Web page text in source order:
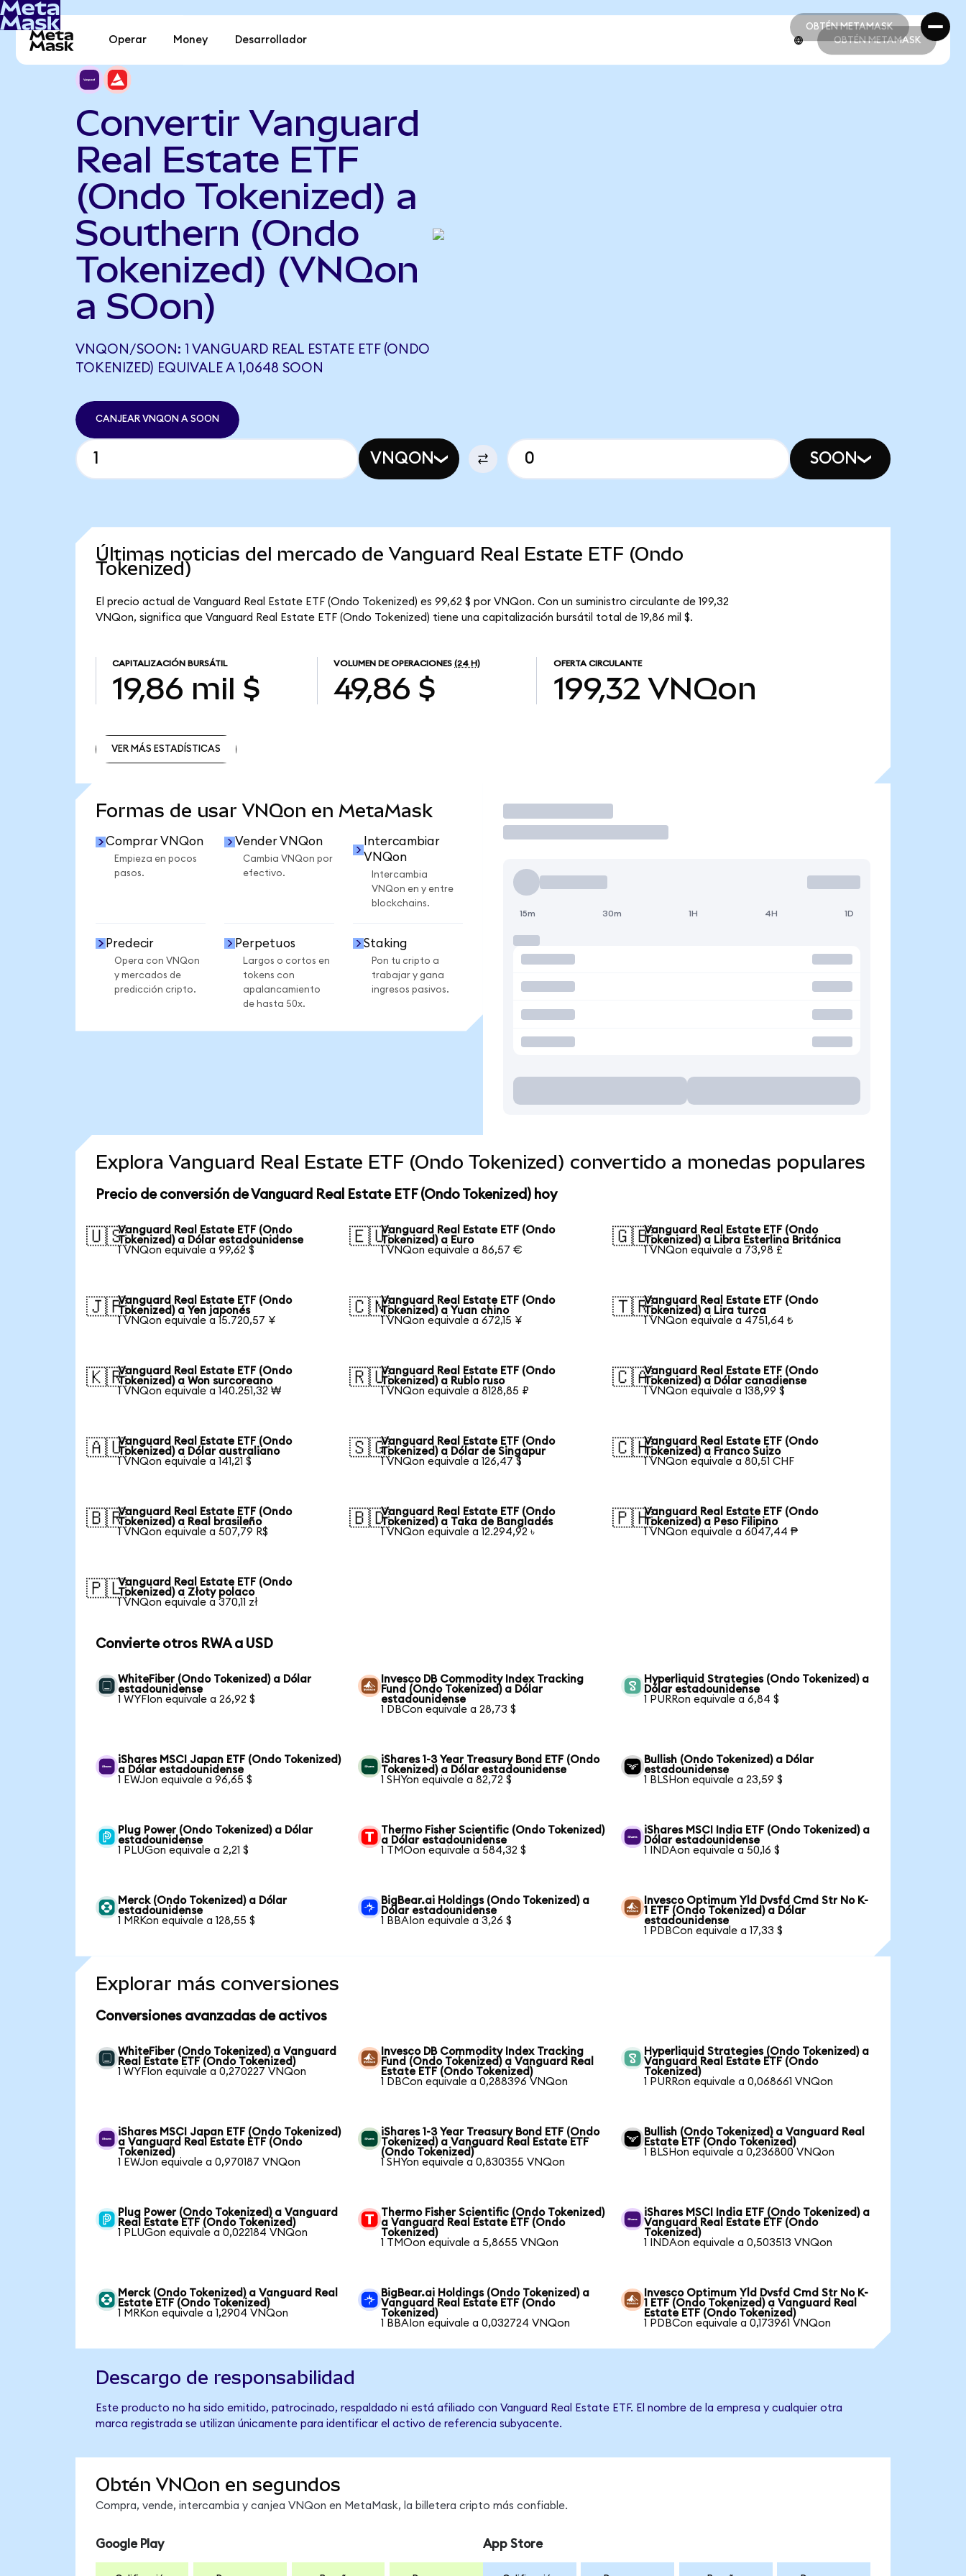
OBTÉN METAMASK
OBTÉN METAMASK
Operar Money Desarrollador OBTÉN METAMASK
Convertir Vanguard
Real Estate ETF
(Ondo Tokenized) a
Southern (Ondo
Tokenized) (VNQon
a SOon)
VNQON/SOON: 1 VANGUARD REAL ESTATE ETF (ONDO
TOKENIZED) EQUIVALE A 1,0648 SOON
CANJEAR VNQON A SOON
VNQON SOON
Últimas noticias del mercado de Vanguard Real Estate ETF (Ondo
Tokenized)
El precio actual de Vanguard Real Estate ETF (Ondo Tokenized) es 99,62 $ por VNQon. Con un suministro circulante de 199,32
VNQon, significa que Vanguard Real Estate ETF (Ondo Tokenized) tiene una capitalización bursátil total de 19,86 mil $.
CAPITALIZACIÓN BURSÁTIL
19,86 mil $
VOLUMEN DE OPERACIONES (24 H)
49,86 $
OFERTA CIRCULANTE
199,32 VNQon
VER MÁS ESTADÍSTICAS
Formas de usar VNQon en MetaMask
Comprar VNQon
Empieza en pocos
pasos.
Vender VNQon
Cambia VNQon por
efectivo.
Intercambiar
VNQon
Intercambia
VNQon en y entre
blockchains.
Predecir
Opera con VNQon
y mercados de
predicción cripto.
Perpetuos
Largos o cortos en
tokens con
apalancamiento
de hasta 50x.
Staking
Pon tu cripto a
trabajar y gana
ingresos pasivos.
Operar
15m 30m 1H 4H 1D
Explora Vanguard Real Estate ETF (Ondo Tokenized) convertido a monedas populares
Precio de conversión de Vanguard Real Estate ETF (Ondo Tokenized) hoy
🇺🇸Vanguard Real Estate ETF (Ondo
Tokenized) a Dólar estadounidense
1 VNQon equivale a 99,62 $
🇪🇺Vanguard Real Estate ETF (Ondo
Tokenized) a Euro
1 VNQon equivale a 86,57 €
🇬🇧Vanguard Real Estate ETF (Ondo
Tokenized) a Libra Esterlina Británica
1 VNQon equivale a 73,98 £
🇯🇵Vanguard Real Estate ETF (Ondo
Tokenized) a Yen japonés
1 VNQon equivale a 15.720,57 ¥
🇨🇳Vanguard Real Estate ETF (Ondo
Tokenized) a Yuan chino
1 VNQon equivale a 672,15 ¥
🇹🇷Vanguard Real Estate ETF (Ondo
Tokenized) a Lira turca
1 VNQon equivale a 4751,64 ₺
🇰🇷Vanguard Real Estate ETF (Ondo
Tokenized) a Won surcoreano
1 VNQon equivale a 140.251,32 ₩
🇷🇺Vanguard Real Estate ETF (Ondo
Tokenized) a Rublo ruso
1 VNQon equivale a 8128,85 ₽
🇨🇦Vanguard Real Estate ETF (Ondo
Tokenized) a Dólar canadiense
1 VNQon equivale a 138,99 $
🇦🇺Vanguard Real Estate ETF (Ondo
Tokenized) a Dólar australiano
1 VNQon equivale a 141,21 $
🇸🇬Vanguard Real Estate ETF (Ondo
Tokenized) a Dólar de Singapur
1 VNQon equivale a 126,47 $
🇨🇭Vanguard Real Estate ETF (Ondo
Tokenized) a Franco Suizo
1 VNQon equivale a 80,51 CHF
🇧🇷Vanguard Real Estate ETF (Ondo
Tokenized) a Real brasileño
1 VNQon equivale a 507,79 R$
🇧🇩Vanguard Real Estate ETF (Ondo
Tokenized) a Taka de Bangladés
1 VNQon equivale a 12.294,92 ৳
🇵🇭Vanguard Real Estate ETF (Ondo
Tokenized) a Peso Filipino
1 VNQon equivale a 6047,44 ₱
🇵🇱Vanguard Real Estate ETF (Ondo
Tokenized) a Złoty polaco
1 VNQon equivale a 370,11 zł
Convierte otros RWA a USD
WhiteFiber (Ondo Tokenized) a Dólar
estadounidense
1 WYFIon equivale a 26,92 $
Invesco DB Commodity Index Tracking
Fund (Ondo Tokenized) a Dólar
estadounidense
1 DBCon equivale a 28,73 $
Hyperliquid Strategies (Ondo Tokenized) a
Dólar estadounidense
1 PURRon equivale a 6,84 $
iShares MSCI Japan ETF (Ondo Tokenized)
a Dólar estadounidense
1 EWJon equivale a 96,65 $
iShares 1-3 Year Treasury Bond ETF (Ondo
Tokenized) a Dólar estadounidense
1 SHYon equivale a 82,72 $
Bullish (Ondo Tokenized) a Dólar
estadounidense
1 BLSHon equivale a 23,59 $
Plug Power (Ondo Tokenized) a Dólar
estadounidense
1 PLUGon equivale a 2,21 $
Thermo Fisher Scientific (Ondo Tokenized)
a Dólar estadounidense
1 TMOon equivale a 584,32 $
iShares MSCI India ETF (Ondo Tokenized) a
Dólar estadounidense
1 INDAon equivale a 50,16 $
Merck (Ondo Tokenized) a Dólar
estadounidense
1 MRKon equivale a 128,55 $
BigBear.ai Holdings (Ondo Tokenized) a
Dólar estadounidense
1 BBAIon equivale a 3,26 $
Invesco Optimum Yld Dvsfd Cmd Str No K-
1 ETF (Ondo Tokenized) a Dólar
estadounidense
1 PDBCon equivale a 17,33 $
Explorar más conversiones
Conversiones avanzadas de activos
WhiteFiber (Ondo Tokenized) a Vanguard
Real Estate ETF (Ondo Tokenized)
1 WYFIon equivale a 0,270227 VNQon
Invesco DB Commodity Index Tracking
Fund (Ondo Tokenized) a Vanguard Real
Estate ETF (Ondo Tokenized)
1 DBCon equivale a 0,288396 VNQon
Hyperliquid Strategies (Ondo Tokenized) a
Vanguard Real Estate ETF (Ondo
Tokenized)
1 PURRon equivale a 0,068661 VNQon
iShares MSCI Japan ETF (Ondo Tokenized)
a Vanguard Real Estate ETF (Ondo
Tokenized)
1 EWJon equivale a 0,970187 VNQon
iShares 1-3 Year Treasury Bond ETF (Ondo
Tokenized) a Vanguard Real Estate ETF
(Ondo Tokenized)
1 SHYon equivale a 0,830355 VNQon
Bullish (Ondo Tokenized) a Vanguard Real
Estate ETF (Ondo Tokenized)
1 BLSHon equivale a 0,236800 VNQon
Plug Power (Ondo Tokenized) a Vanguard
Real Estate ETF (Ondo Tokenized)
1 PLUGon equivale a 0,022184 VNQon
Thermo Fisher Scientific (Ondo Tokenized)
a Vanguard Real Estate ETF (Ondo
Tokenized)
1 TMOon equivale a 5,8655 VNQon
iShares MSCI India ETF (Ondo Tokenized) a
Vanguard Real Estate ETF (Ondo
Tokenized)
1 INDAon equivale a 0,503513 VNQon
Merck (Ondo Tokenized) a Vanguard Real
Estate ETF (Ondo Tokenized)
1 MRKon equivale a 1,2904 VNQon
BigBear.ai Holdings (Ondo Tokenized) a
Vanguard Real Estate ETF (Ondo
Tokenized)
1 BBAIon equivale a 0,032724 VNQon
Invesco Optimum Yld Dvsfd Cmd Str No K-
1 ETF (Ondo Tokenized) a Vanguard Real
Estate ETF (Ondo Tokenized)
1 PDBCon equivale a 0,173961 VNQon
Descargo de responsabilidad
Este producto no ha sido emitido, patrocinado, respaldado ni está afiliado con Vanguard Real Estate ETF. El nombre de la empresa y cualquier otra
marca registrada se utilizan únicamente para identificar el activo de referencia subyacente.
Obtén VNQon en segundos
Compra, vende, intercambia y canjea VNQon en MetaMask, la billetera cripto más confiable.
Google Play App Store